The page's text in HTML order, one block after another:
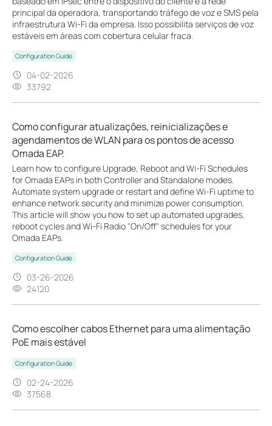
principal da operadora, transportando tráfego de voz e SMS pela
infraestrutura Wi-Fi da empresa. Isso possibilita serviços de voz
estáveis ​​em áreas com cobertura celular fraca.
Configuration Guide
04-02-2026
33792
Como configurar atualizações, reinicializações e
agendamentos de WLAN para os pontos de acesso
Omada EAP.
Learn how to configure Upgrade, Reboot and Wi-Fi Schedules
for Omada EAPs in both Controller and Standalone modes.
Automate system upgrade or restart and define Wi-Fi uptime to
enhance network security and minimize power consumption.
This article will show you how to set up automated upgrades,
reboot cycles and Wi-Fi Radio "On/Off" schedules for your
Omada EAPs.
Configuration Guide
03-26-2026
24120
Como escolher cabos Ethernet para uma alimentação
PoE mais estável
Configuration Guide
02-24-2026
37568